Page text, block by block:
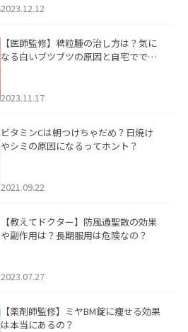
2023.12.12
【医師監修】稗粒腫の治し方は？気に
なる白いブツブツの原因と自宅ででき
2023.11.17
ビタミンCは朝つけちゃだめ？日焼け
やシミの原因になるってホント？
2021.09.22
【教えてドクター】防風通聖散の効果
や副作用は？長期服用は危険なの？
2023.07.27
【薬剤師監修】ミヤBM錠に痩せる効果
は本当にあるの？